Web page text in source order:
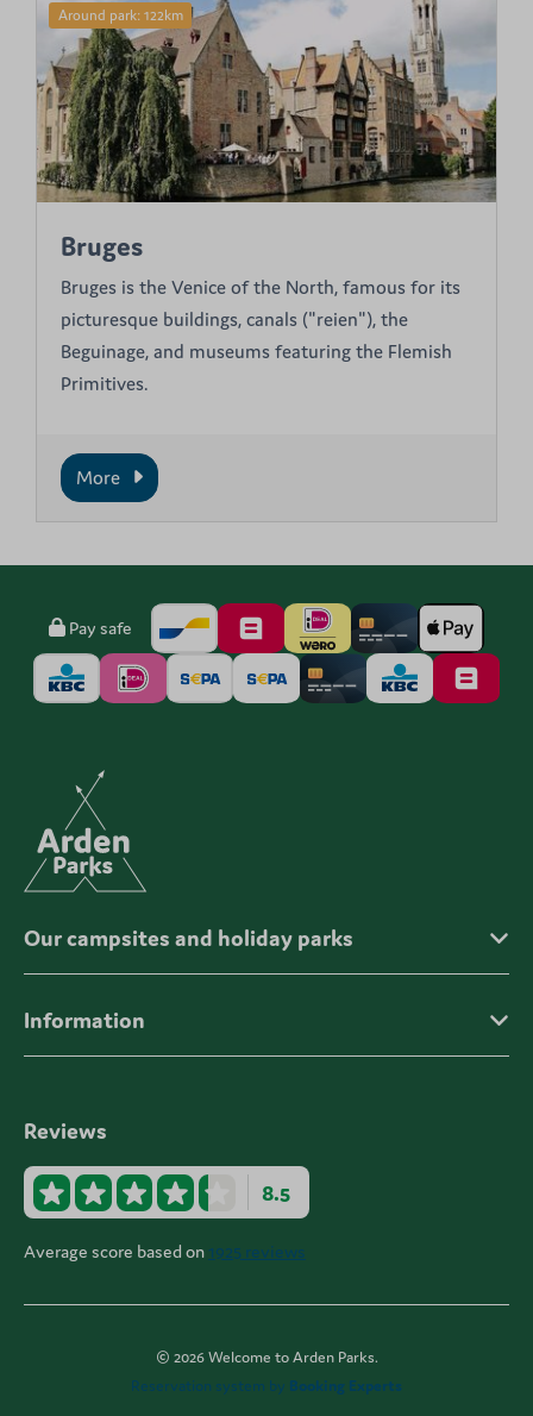
Around park: 122km
Bruges
Bruges is the Venice of the North, famous for its
picturesque buildings, canals ("reien"), the
Beguinage, and museums featuring the Flemish
Primitives.
More
Pay safe
Our campsites and holiday parks
Information
Reviews
8.5
Average score based on 1925 reviews
© 2026 Welcome to Arden Parks.
Reservation system by Booking Experts